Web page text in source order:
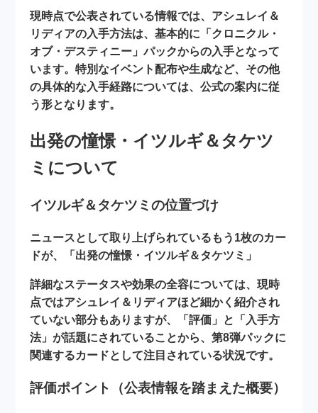
現時点で公表されている情報では、アシュレイ＆
リディアの入手方法は、基本的に「クロニクル・
オブ・デスティニー」パックからの入手となって
います。特別なイベント配布や生成など、その他
の具体的な入手経路については、公式の案内に従
う形となります。
出発の憧憬・イツルギ＆タケツ
ミについて
イツルギ＆タケツミの位置づけ
ニュースとして取り上げられているもう1枚のカー
ドが、
「出発の憧憬・イツルギ＆タケツミ」
詳細なステータスや効果の全容については、現時
点ではアシュレイ＆リディアほど細かく紹介され
ていない部分もありますが、「評価」と「入手方
法」が話題にされていることから、第8弾パックに
関連するカードとして注目されている状況です。
評価ポイント（公表情報を踏まえた概要）